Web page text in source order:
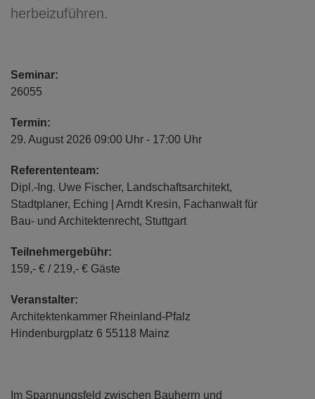
herbeizuführen.
Seminar:
26055
Termin:
29. August 2026 09:00 Uhr - 17:00 Uhr
Referententeam:
Dipl.-Ing. Uwe Fischer, Landschaftsarchitekt,
Stadtplaner, Eching | Arndt Kresin, Fachanwalt für
Bau- und Architektenrecht, Stuttgart
Teilnehmergebühr:
159,- € / 219,- € Gäste
Veranstalter:
Architektenkammer Rheinland-Pfalz
Hindenburgplatz 6 55118 Mainz
Im Spannungsfeld zwischen Bauherrn und